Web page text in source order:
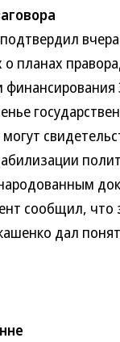
планах
сообщил, что
дал